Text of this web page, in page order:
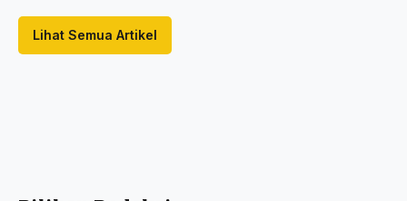
Lihat Semua Artikel